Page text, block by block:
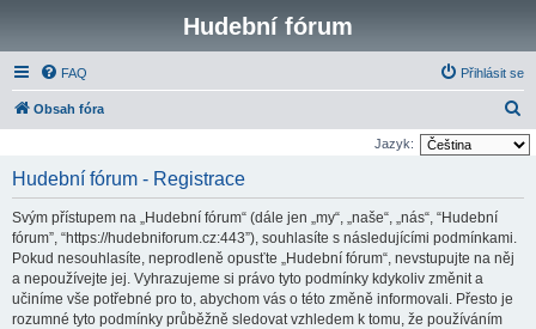
Hudební fórum
FAQ Přihlásit se
Obsah fóra
l
Jazyk:
Hudební fórum - Registrace
Svým přístupem na „Hudební fórum“ (dále jen „my“, „naše“, „nás“, “Hudební
fórum”, “https://hudebniforum.cz:443”), souhlasíte s následujícími podmínkami.
Pokud nesouhlasíte, neprodleně opusťte „Hudební fórum“, nevstupujte na něj
a nepoužívejte jej. Vyhrazujeme si právo tyto podmínky kdykoliv změnit a
učiníme vše potřebné pro to, abychom vás o této změně informovali. Přesto je
rozumné tyto podmínky průběžně sledovat vzhledem k tomu, že používáním